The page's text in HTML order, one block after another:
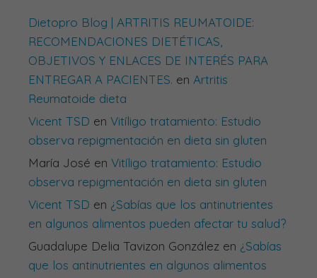
Dietopro Blog | ARTRITIS REUMATOIDE:
RECOMENDACIONES DIETÉTICAS,
OBJETIVOS Y ENLACES DE INTERÉS PARA
ENTREGAR A PACIENTES. en Artritis
Reumatoide dieta
Vicent TSD en Vitíligo tratamiento: Estudio
observa repigmentación en dieta sin gluten
María José en Vitíligo tratamiento: Estudio
observa repigmentación en dieta sin gluten
Vicent TSD en ¿Sabías que los antinutrientes
en algunos alimentos pueden afectar tu salud?
Guadalupe Delia Tavizon González en ¿Sabías
que los antinutrientes en algunos alimentos